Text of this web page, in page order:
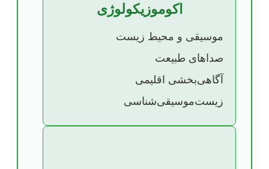
اکوموزیکولوژی
موسیقی و محیط زیست
صداهای طبیعت
آگاهی‌بخشی اقلیمی
زیست‌موسیقی‌شناسی